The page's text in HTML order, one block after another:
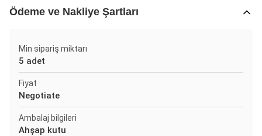
Ödeme ve Nakliye Şartları
Min sipariş miktarı
5 adet
Fiyat
Negotiate
Ambalaj bilgileri
Ahşap kutu